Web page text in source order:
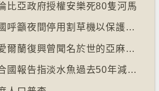
比亞政府授權安樂死80隻河馬
【十萬八千里】德國呼籲夜間停用割草機以保護刺蝟等動物
【十萬八千里】北愛爾蘭復興曾聞名於世的亞麻布產業
【十萬八千里】聯合國報告指淡水魚過去50年減少逾八成